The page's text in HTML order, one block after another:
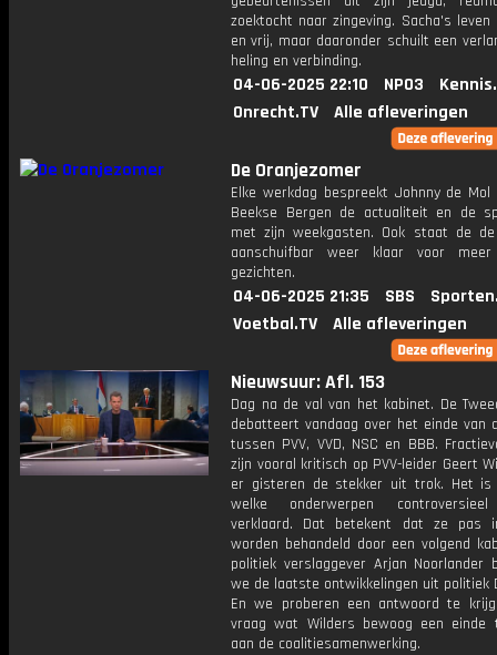
zoektocht naar zingeving. Sacha's
en vrij, maar daaronder schuilt een
heling en verbinding.
04-06-2025 22:10 NPO3
Onrecht.TV
Alle afleveringen
De Oranjezomer
Elke werkdag bespreekt Johnny de
Beekse Bergen de actualiteit en de
met zijn weekgasten. Ook staat de de
aanschuifbar weer klaar voor meer
gezichten.
04-06-2025 21:35 SBS
Voetbal.TV
Alle afleveringen
Nieuwsuur: Afl. 153
Dag na de val van het kabinet. De
debatteert vandaag over het einde van
tussen PVV, VVD, NSC en BBB.
zijn vooral kritisch op PVV-leider Geert
er gisteren de stekker uit trok. Het is
welke onderwerpen
verklaard. Dat betekent dat ze pas
worden behandeld door een volgend
politiek verslaggever Arjan Noorlander
we de laatste ontwikkelingen uit politiek
En we proberen een antwoord te
vraag wat Wilders bewoog een einde
aan de coalitiesamenwerking.